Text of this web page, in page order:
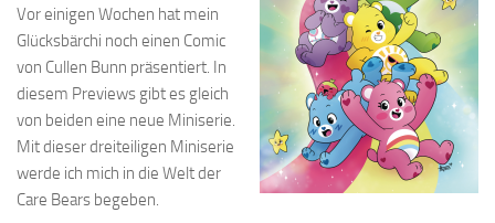
Vor einigen Wochen hat mein
Glücksbärchi noch einen Comic
von Cullen Bunn präsentiert. In
diesem Previews gibt es gleich
von beiden eine neue Miniserie.
Mit dieser dreiteiligen Miniserie
werde ich mich in die Welt der
Care Bears begeben.